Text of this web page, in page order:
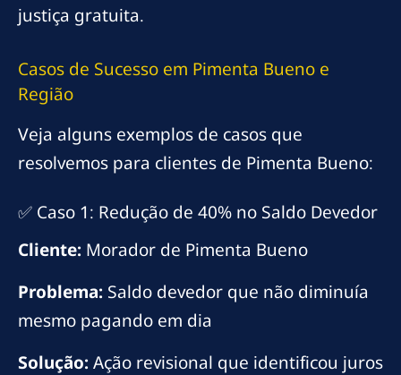
justiça gratuita.
Casos de Sucesso em Pimenta Bueno e
Região
Veja alguns exemplos de casos que
resolvemos para clientes de Pimenta Bueno:
✅ Caso 1: Redução de 40% no Saldo Devedor
Cliente: Morador de Pimenta Bueno
Problema: Saldo devedor que não diminuía
mesmo pagando em dia
Solução:Ação revisional que identificou juros